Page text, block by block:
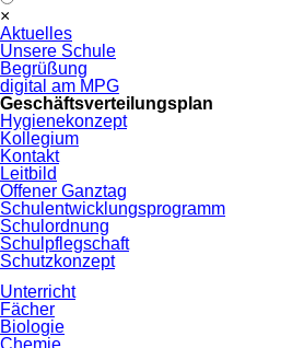
×
überspringen
Aktuelles
Unsere Schule
Begrüßung
digital am MPG
Geschäftsverteilungsplan
Hygienekonzept
Kollegium
Kontakt
Leitbild
Offener Ganztag
Schulentwicklungsprogramm
Schulordnung
Schulpflegschaft
Schutzkonzept
Unterricht
Fächer
Biologie
Chemie